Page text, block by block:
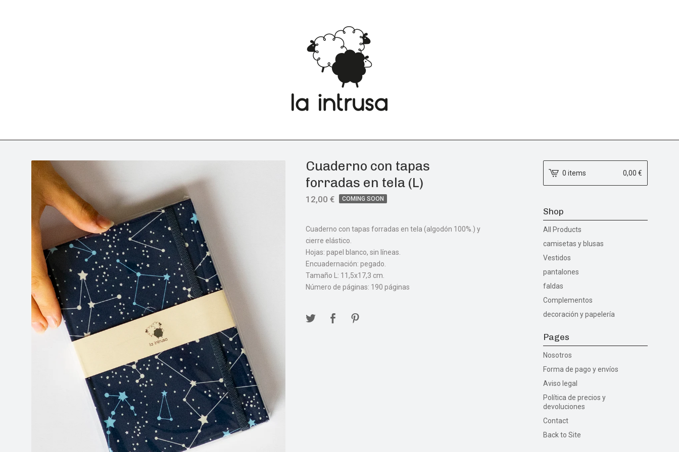
Cuaderno con tapas
forradas en tela (L)
12,00€ COMING SOON
Cuaderno con tapas forradas en tela (algodón 100%.) y
cierre elástico.
Hojas: papel blanco, sin líneas.
Encuadernación: pegado.
Tamaño L: 11,5x17,3 cm.
Número de páginas: 190 páginas
0 items 0,00 €
Shop
All Products
camisetas y blusas
Vestidos
pantalones
faldas
Complementos
decoración y papelería
Pages
Nosotros
Forma de pago y envíos
Aviso legal
Política de precios y
devoluciones
Contact
Back to Site